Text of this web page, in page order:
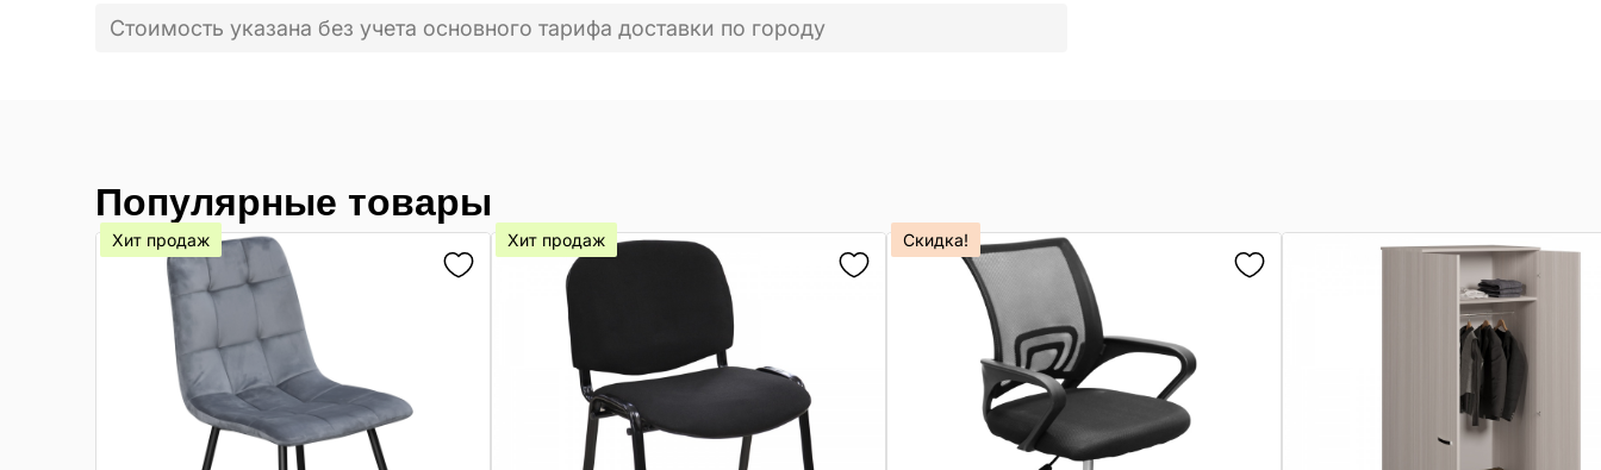
Стоимость указана без учета основного тарифа доставки по городу
Популярные товары
Хит продаж Хит продаж Скидка!